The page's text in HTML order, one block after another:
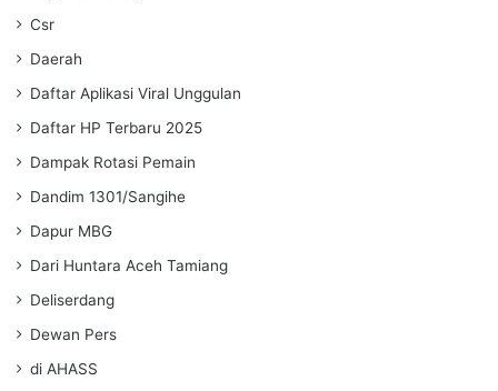
Csr
Daerah
Daftar Aplikasi Viral Unggulan
Daftar HP Terbaru 2025
Dampak Rotasi Pemain
Dandim 1301/Sangihe
Dapur MBG
Dari Huntara Aceh Tamiang
Deliserdang
Dewan Pers
di AHASS